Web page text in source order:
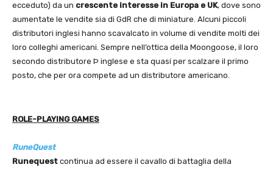
ecceduto) da un crescente interesse in Europa e UK, dove sono
aumentate le vendite sia di GdR che di miniature. Alcuni piccoli
distributori inglesi hanno scavalcato in volume di vendite molti dei
loro colleghi americani. Sempre nell’ottica della Moongoose, il loro
secondo distributore Þ inglese e sta quasi per scalzare il primo
posto, che per ora compete ad un distributore americano.
ROLE-PLAYING GAMES
RuneQuest
Runequest continua ad essere il cavallo di battaglia della